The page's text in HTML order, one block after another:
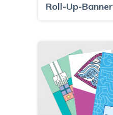
Roll-Up-Banner